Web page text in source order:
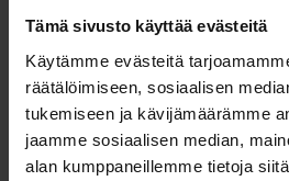
Tämä sivusto käyttää evästeitä
Käytämme evästeitä
räätälöimiseen, sosiaalisen
tukemiseen ja kävijämäärämme
jaamme sosiaalisen median,
alan kumppaneillemme tietoja
800 kVA
Kunto
Käytetty
Katso